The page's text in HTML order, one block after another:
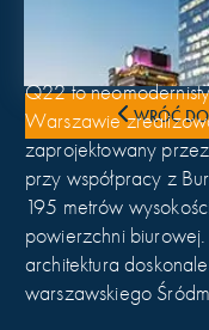
WRÓĆ DO
Q22 to
Warszawie
zaprojektowany
przy współpracy z
195 metrów
powierzchni biurowej.
architektura
warszawskiego